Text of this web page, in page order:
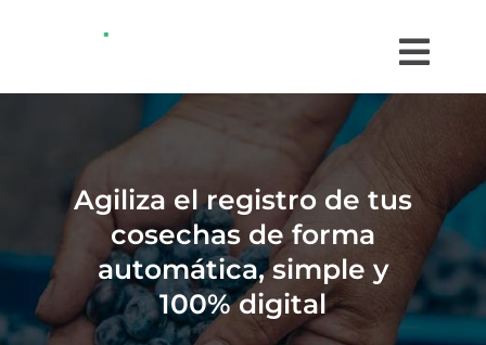
¿CÓMO FUNCIONA?
¿QUÉ ES AGRI?
INTEGRACIONES
CLIENTES
Agiliza el registro de tus
cosechas de forma
automática, simple y
100% digital